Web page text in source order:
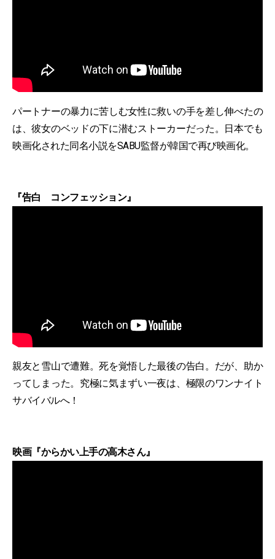
パートナーの暴力に苦しむ女性に救いの手を差し伸べたの
は、彼女のベッドの下に潜むストーカーだった。日本でも
映画化された同名小説をSABU監督が韓国で再び映画化。
『告白 コンフェッション』
親友と雪山で遭難。死を覚悟した最後の告白。だが、助か
ってしまった。究極に気まずい一夜は、極限のワンナイト
サバイバルへ！
映画『からかい上手の高木さん』